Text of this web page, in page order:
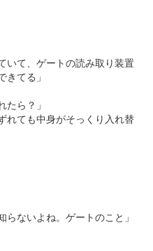
いて、ゲートの読み取り装置
てる」
たら？」
れても中身がそっくり入れ替
ないよね。ゲートのこと」